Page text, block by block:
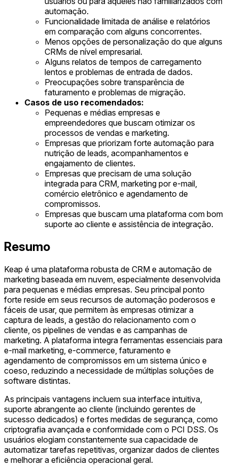
automação.
Funcionalidade limitada de análise e relatórios
em comparação com alguns concorrentes.
Menos opções de personalização do que alguns
CRMs de nível empresarial.
Alguns relatos de tempos de carregamento
lentos e problemas de entrada de dados.
Preocupações sobre transparência de
faturamento e problemas de migração.
Casos de uso recomendados:
Pequenas e médias empresas e
empreendedores que buscam otimizar os
processos de vendas e marketing.
Empresas que priorizam forte automação para
nutrição de leads, acompanhamentos e
engajamento de clientes.
Empresas que precisam de uma solução
integrada para CRM, marketing por e-mail,
comércio eletrônico e agendamento de
compromissos.
Empresas que buscam uma plataforma com bom
suporte ao cliente e assistência de integração.
Resumo
Keap é uma plataforma robusta de CRM e automação de
marketing baseada em nuvem, especialmente desenvolvida
para pequenas e médias empresas. Seu principal ponto
forte reside em seus recursos de automação poderosos e
fáceis de usar, que permitem às empresas otimizar a
captura de leads, a gestão do relacionamento com o
cliente, os pipelines de vendas e as campanhas de
marketing. A plataforma integra ferramentas essenciais para
e-mail marketing, e-commerce, faturamento e
agendamento de compromissos em um sistema único e
coeso, reduzindo a necessidade de múltiplas soluções de
software distintas.
As principais vantagens incluem sua interface intuitiva,
suporte abrangente ao cliente (incluindo gerentes de
sucesso dedicados) e fortes medidas de segurança, como
criptografia avançada e conformidade com o PCI DSS. Os
usuários elogiam constantemente sua capacidade de
automatizar tarefas repetitivas, organizar dados de clientes
e melhorar a eficiência operacional geral.